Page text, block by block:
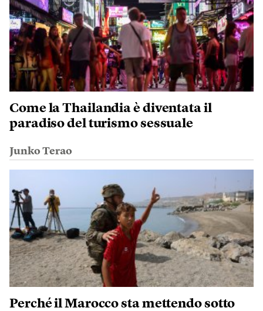
Come la Thailandia è diventata il
paradiso del turismo sessuale
Junko Terao
Perché il Marocco sta mettendo sotto